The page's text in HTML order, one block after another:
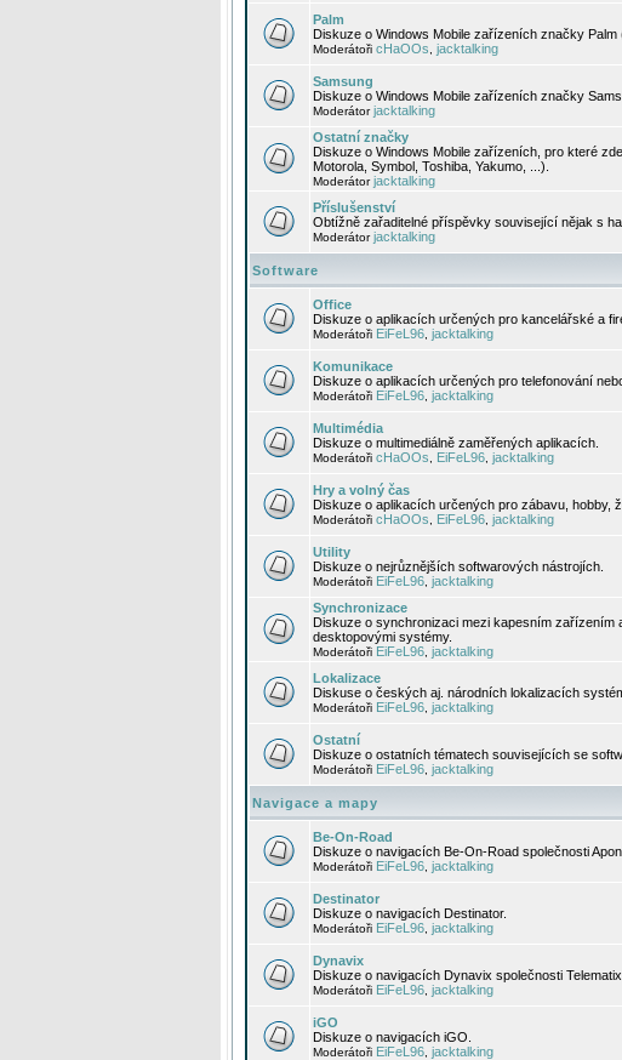
Palm
Diskuze o Windows Mobile zařízeních značky Palm
Moderátoři cHaOOs jacktalking
Samsung
Diskuze o Windows Mobile zařízeních značky
Moderátorjacktalking
Ostatní značky
Diskuze o Windows Mobile zařízeních, pro které
Motorola, Symbol, Toshiba, Yakumo, ...).
Moderátorjacktalking
Příslušenství
Obtížně zařaditelné příspěvky související nějak s
Moderátorjacktalking
Software
Office
Diskuze o aplikacích určených pro kancelářské a
Moderátoři EiFeL96 jacktalking
Komunikace
Diskuze o aplikacích určených pro telefonování
Moderátoři EiFeL96 jacktalking
Multimédia
Diskuze o multimediálně zaměřených aplikacích.
Moderátoři cHaOOs EiFeL96 jacktalking
Hry a volný čas
Diskuze o aplikacích určených pro zábavu, hobby,
Moderátoři cHaOOs EiFeL96 jacktalking
Utility
Diskuze o nejrůznějších softwarových nástrojích.
Moderátoři EiFeL96 jacktalking
Synchronizace
Diskuze o synchronizaci mezi kapesním zařízením
desktopovými systémy.
Moderátoři EiFeL96 jacktalking
Lokalizace
Diskuse o českých aj. národních lokalizacích
Moderátoři EiFeL96 jacktalking
Ostatní
Diskuze o ostatních tématech souvisejících se
Moderátoři EiFeL96 jacktalking
Navigace a mapy
Be-On-Road
Diskuze o navigacích Be-On-Road společnosti
Moderátoři EiFeL96 jacktalking
Destinator
Diskuze o navigacích Destinator.
Moderátoři EiFeL96 jacktalking
Dynavix
Diskuze o navigacích Dynavix společnosti Telematix.
Moderátoři EiFeL96 jacktalking
iGO
Diskuze o navigacích iGO.
Moderátoři EiFeL96 jacktalking